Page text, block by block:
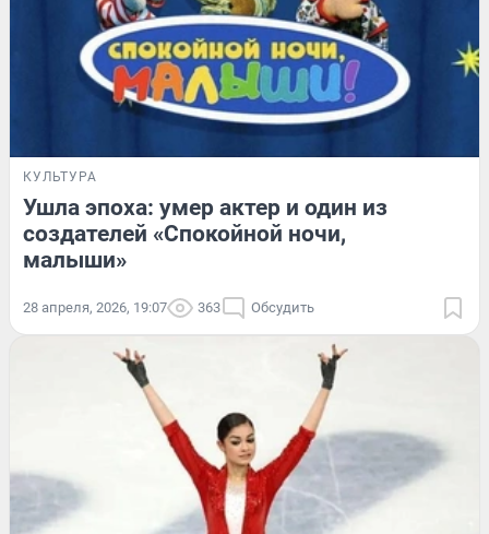
КУЛЬТУРА
Ушла эпоха: умер актер и один из
создателей «Спокойной ночи,
малыши»
28 апреля, 2026, 19:07 363 Обсудить